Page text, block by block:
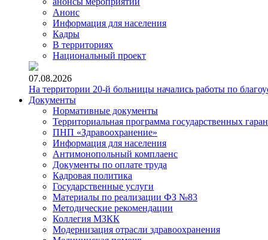
Анонс
Информация для населения
Кадры
В территориях
Национальный проект
07.08.2026
На территории 20-й больницы начались работы по
Документы
Нормативные документы
Территориальная программа государственных
ПНП «Здравоохранение»
Информация для населения
Антимонопольный комплаенс
Документы по оплате труда
Кадровая политика
Государственные услуги
Материалы по реализации ФЗ №83
Методические рекомендации
Коллегия МЗКК
Модернизация отрасли здравоохранения